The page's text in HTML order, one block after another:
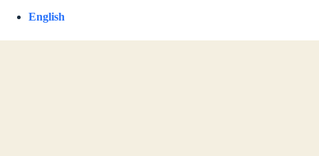
English